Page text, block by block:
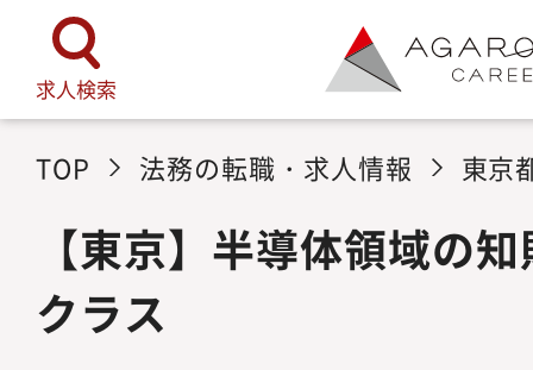
求人検索
TOP 法務の転職・求人情報 東京
【東京】半導体領域の
クラス